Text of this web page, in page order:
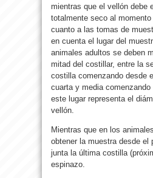
mientras que el vellón debe
totalmente seco al
cuanto a las tomas de
en cuenta el lugar del
animales adultos se deben
mitad del costillar, entre la
costilla comenzando desde
cuarta y media comenzando
este lugar representa el
vellón.
Mientras que en los
obtener la muestra desde el
junta la última costilla
espinazo.